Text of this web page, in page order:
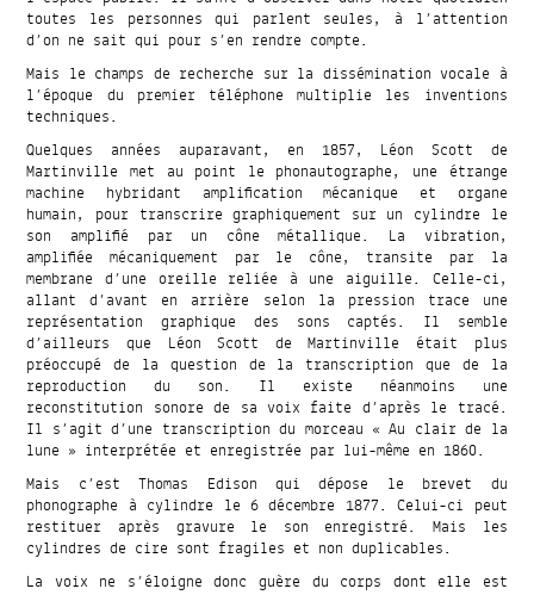
toutes les personnes qui parlent seules, à l’attention
d’on ne sait qui pour s’en rendre compte.
Mais le champs de recherche sur la dissémination vocale à
l’époque du premier téléphone multiplie les inventions
techniques.
Quelques années auparavant, en 1857, Léon Scott de
Martinville met au point le phonautographe, une étrange
machine hybridant amplification mécanique et organe
humain, pour transcrire graphiquement sur un cylindre le
son amplifié par un cône métallique. La vibration,
amplifiée mécaniquement par le cône, transite par la
membrane d’une oreille reliée à une aiguille. Celle-ci,
allant d’avant en arrière selon la pression trace une
représentation graphique des sons captés. Il semble
d’ailleurs que Léon Scott de Martinville était plus
préoccupé de la question de la transcription que de la
reproduction du son. Il existe néanmoins une
reconstitution sonore de sa voix faite d’après le tracé.
Il s’agit d’une transcription du morceau « Au clair de la
lune » interprétée et enregistrée par lui-même en 1860.
Mais c’est Thomas Edison qui dépose le brevet du
phonographe à cylindre le 6 décembre 1877. Celui-ci peut
restituer après gravure le son enregistré. Mais les
cylindres de cire sont fragiles et non duplicables.
La voix ne s’éloigne donc guère du corps dont elle est